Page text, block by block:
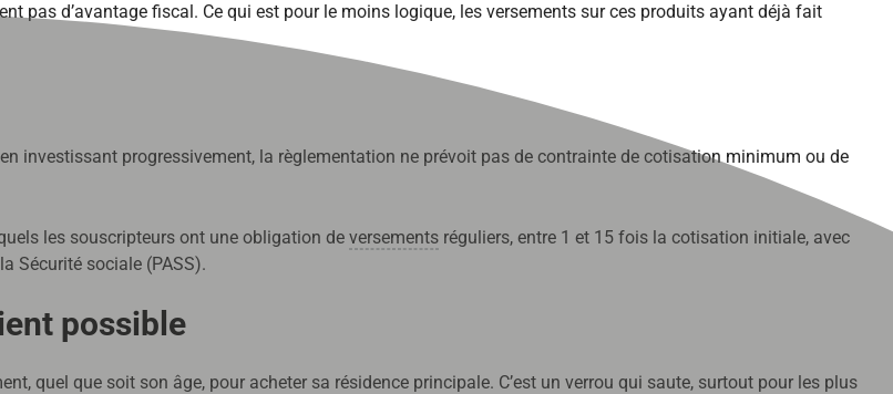
pas d’avantage fiscal. Ce qui est pour le moins logique, les versements sur ces produits ayant déjà fait
investissant progressivement, la règlementation ne prévoit pas de contrainte de cotisation minimum ou de
les souscripteurs ont une obligation de versements réguliers, entre 1 et 15 fois la cotisation initiale, avec
Sécurité sociale (PASS).
possible
quel que soit son âge, pour acheter sa résidence principale. C’est un verrou qui saute, surtout pour les plus